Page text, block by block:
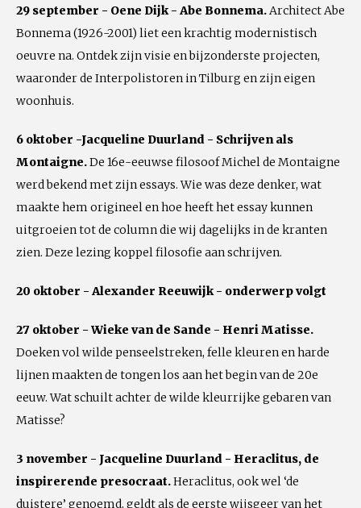
29 september - Oene Dijk - Abe Bonnema.Architect Abe
Bonnema (1926-2001) liet een krachtig modernistisch
oeuvre na. Ontdek zijn visie en bijzonderste projecten,
waaronder de Interpolistoren in Tilburg en zijn eigen
woonhuis.
6 oktober -Jacqueline Duurland - Schrijven als
Montaigne.De 16e-eeuwse filosoof Michel de Montaigne
werd bekend met zijn essays. Wie was deze denker, wat
maakte hem origineel en hoe heeft het essay kunnen
uitgroeien tot de column die wij dagelijks in de kranten
zien. Deze lezing koppel filosofie aan schrijven.
20 oktober - Alexander Reeuwijk - onderwerp volgt
27 oktober - Wieke van de Sande - Henri Matisse.
Doeken vol wilde penseelstreken, felle kleuren en harde
lijnen maakten de tongen los aan het begin van de 20e
eeuw. Wat schuilt achter de wilde kleurrijke gebaren van
Matisse?
3 november - Jacqueline Duurland - Heraclitus, de
inspirerende presocraat.Heraclitus, ook wel ‘de
duistere’ genoemd, geldt als de eerste wijsgeer van het